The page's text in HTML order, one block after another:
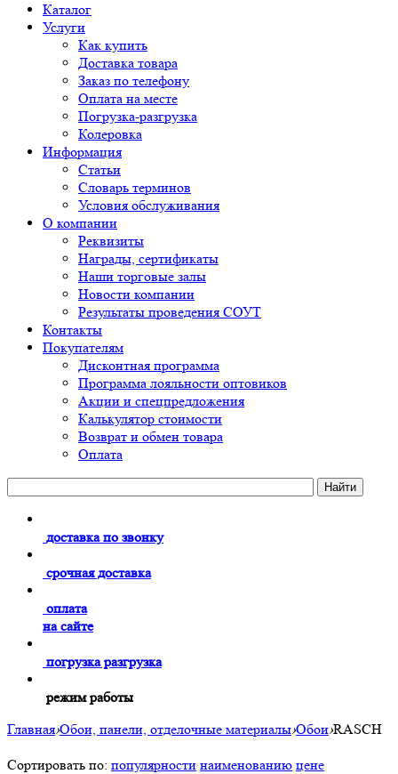
Каталог
Услуги
Как купить
Доставка товара
Заказ по телефону
Оплата на месте
Погрузка-разгрузка
Колеровка
Информация
Статьи
Словарь терминов
Условия обслуживания
О компании
Реквизиты
Награды, сертификаты
Наши торговые залы
Новости компании
Результаты проведения СОУТ
Контакты
Покупателям
Дисконтная программа
Программа лояльности оптовиков
Акции и спецпредложения
Калькулятор стоимости
Возврат и обмен товара
Оплата
доставка по звонку
срочная доставка
оплата
на сайте
погрузка разгрузка
режим работы
Главная›Обои, панели, отделочные материалы›Обои›RASCH
Сортировать по: популярности наименованию цене